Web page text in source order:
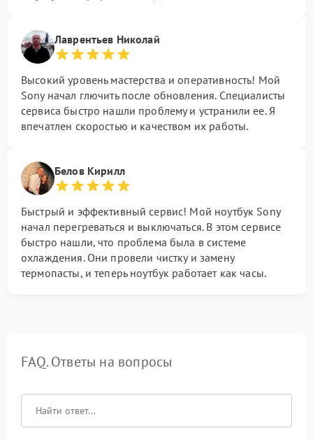
Лаврентьев Николай
Высокий уровень мастерства и оперативность! Мой
Sony начал глючить после обновления. Специалисты
сервиса быстро нашли проблему и устранили ее. Я
впечатлен скоростью и качеством их работы.
Белов Кирилл
Быстрый и эффективный сервис! Мой ноутбук Sony
начал перегреваться и выключаться. В этом сервисе
быстро нашли, что проблема была в системе
охлаждения. Они провели чистку и замену
термопасты, и теперь ноутбук работает как часы.
FAQ. Ответы на вопросы